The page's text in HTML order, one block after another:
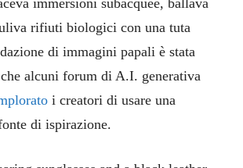
rifiuti biologici con una tuta
di immagini papali è stata
alcuni forum di A.I. generativa
i creatori di usare una
di ispirazione.